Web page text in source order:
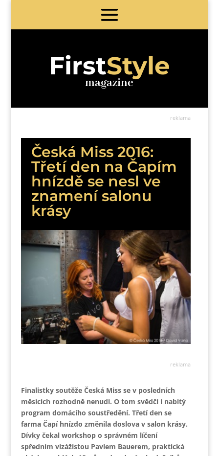
FirstStyle
magazine
reklama
Česká Miss 2016:
Třetí den na Čapím
hnízdě se nesl ve
znamení salonu
krásy
reklama
Finalistky soutěže Česká Miss se v posledních
měsících rozhodně nenudí. O tom svědčí i nabitý
program domácího soustředění. Třetí den se
farma Čapí hnízdo změnila doslova v salon krásy.
Dívky čekal workshop o správném líčení
spředním vizážistou Pavlem Bauerem, praktická